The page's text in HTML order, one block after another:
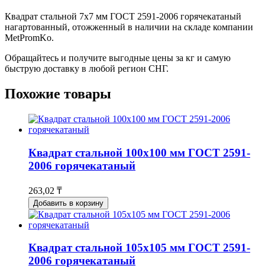
Квадрат стальной 7x7 мм ГОСТ 2591-2006 горячекатаный
нагартованный, отожженный в наличии на складе компании
MetPromKo.
Обращайтесь и получите выгодные цены за кг и самую
быструю доставку в любой регион СНГ.
Похожие товары
Квадрат стальной 100x100 мм ГОСТ 2591-
2006 горячекатаный
263,02 ₸
Добавить в корзину
Квадрат стальной 105x105 мм ГОСТ 2591-
2006 горячекатаный